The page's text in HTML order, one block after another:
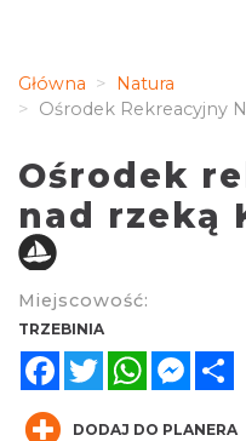
Główna
Natura
Ośrodek Rekreacyjny
Ośrodek
nad rzeką
Miejscowość:
TRZEBINIA
FacebookTwitterWhatsApp
DODAJ DO PLANERA